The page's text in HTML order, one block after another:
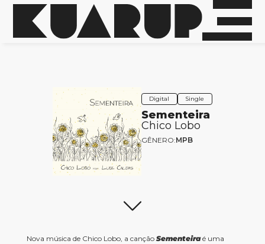
Digital Single
Sementeira
Chico Lobo
GÊNERO:MPB
Nova música de Chico Lobo, a canção Sementeiraé uma